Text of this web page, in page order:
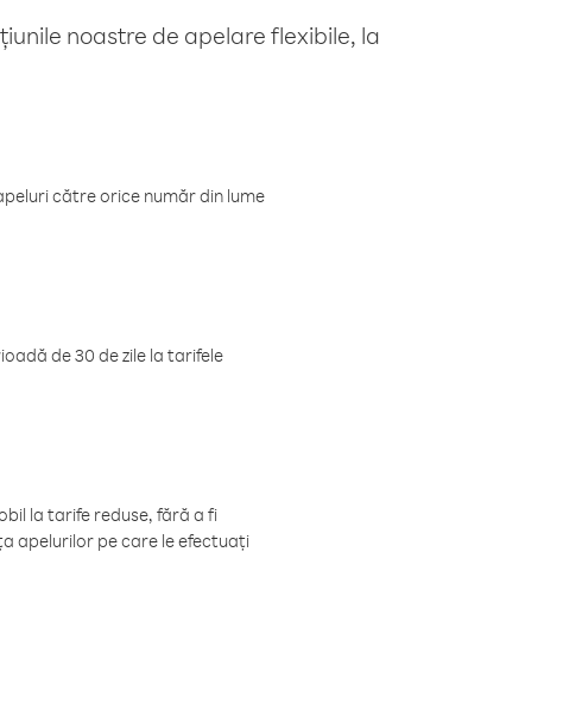
noastre de apelare flexibile, la
către orice număr din lume
de 30 de zile la tarifele
la tarife reduse, fără a fi
apelurilor pe care le efectuați